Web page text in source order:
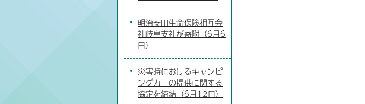
明治安田生命保険相互会
社岐阜支社が寄附（6月6
日）
災害時におけるキャンピ
ングカーの提供に関する
協定を締結（6月12日）